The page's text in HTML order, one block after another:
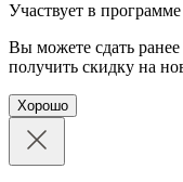
Участвует в
Вы можете сдать
получить скидку на
Хорошо